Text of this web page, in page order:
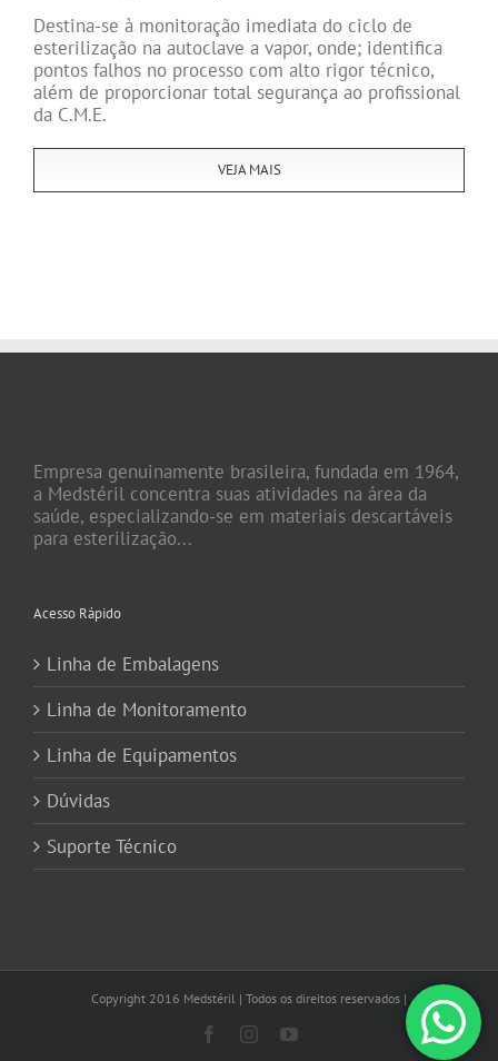
Destina-se à monitoração imediata do ciclo de
esterilização na autoclave a vapor, onde; identifica
pontos falhos no processo com alto rigor técnico,
além de proporcionar total segurança ao profissional
da C.M.E.
VEJA MAIS
Empresa genuinamente brasileira, fundada em 1964,
a Medstéril concentra suas atividades na área da
saúde, especializando-se em materiais descartáveis
para esterilização...
Acesso Rápido
Linha de Embalagens
Linha de Monitoramento
Linha de Equipamentos
Dúvidas
Suporte Técnico
Copyright 2016 Medstéril | Todos os direitos reservados |
FacebookInstagramYouTube